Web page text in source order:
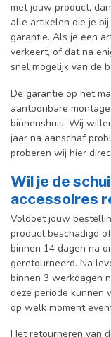
met jouw product,
alle artikelen die je
garantie. Als je een
verkeert, of dat na
snel mogelijk van de
De garantie op het
aantoonbare
binnenshuis. Wij
jaar na aanschaf
proberen wij hier
Wil je de
accessoires
Voldoet jouw
product beschadigd
binnen 14 dagen na
geretourneerd. Na
binnen 3 werkdagen
deze periode kunnen
op welk moment
Het retourneren van